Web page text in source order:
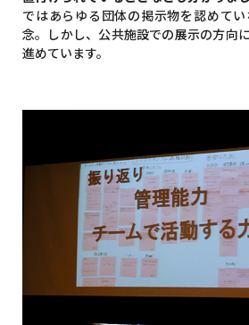
ではあらゆる団体の掲示物を認めて
念。しかし、公共施設での展示の方向
進めています。